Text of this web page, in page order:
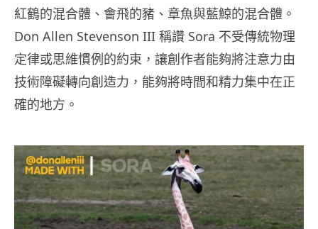
紅鶴的混合體、會飛的豬、章魚與藍鯨的混合體。
Don Allen Stevenson III 稱讚 Sora 不受傳統物理
定律或思維慣例的約束，讓創作者能夠將注意力由
技術障礙轉向創造力，能夠將時間和精力集中在正
確的地方。